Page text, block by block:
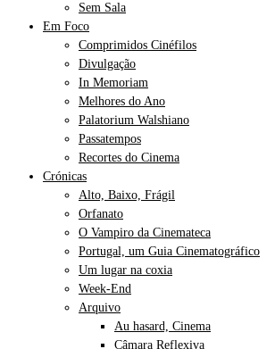
Sem Sala
Em Foco
Comprimidos Cinéfilos
Divulgação
In Memoriam
Melhores do Ano
Palatorium Walshiano
Passatempos
Recortes do Cinema
Crónicas
Alto, Baixo, Frágil
Orfanato
O Vampiro da Cinemateca
Portugal, um Guia Cinematográfico
Um lugar na coxia
Week-End
Arquivo
Au hasard, Cinema
Câmara Reflexiva